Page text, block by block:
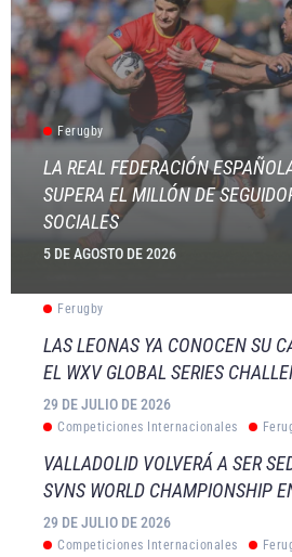
Ferugby
LA REAL FEDERACIÓN
SUPERA EL MILLÓN DE
SOCIALES
5 DE AGOSTO DE 2026
Ferugby
LAS LEONAS YA CONOCEN SU
EL WXV GLOBAL SERIES
29 DE JULIO DE 2026
Competiciones Internacionales
VALLADOLID VOLVERÁ A SER
SVNS WORLD CHAMPIONSHIP
29 DE JULIO DE 2026
Competiciones Internacionales